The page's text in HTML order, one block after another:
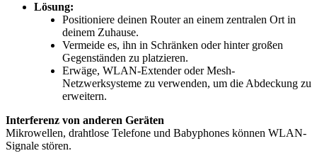
Lösung:
Positioniere deinen Router an einem zentralen Ort in
deinem Zuhause.
Vermeide es, ihn in Schränken oder hinter großen
Gegenständen zu platzieren.
Erwäge, WLAN-Extender oder Mesh-
Netzwerksysteme zu verwenden, um die Abdeckung zu
erweitern.
Interferenz von anderen Geräten
Mikrowellen, drahtlose Telefone und Babyphones können WLAN-
Signale stören.